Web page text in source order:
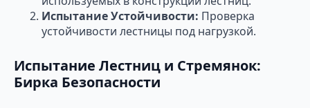
Испытание Устойчивости: Проверка
устойчивости лестницы под нагрузкой.
Испытание Лестниц и Стремянок:
Бирка Безопасности